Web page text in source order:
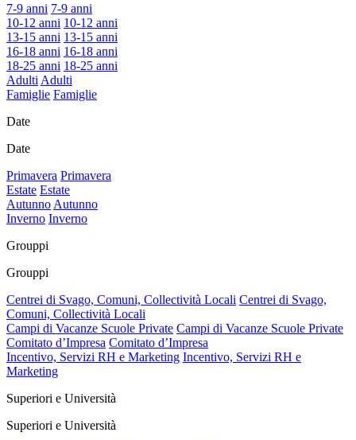
7-9 anni 7-9 anni
10-12 anni 10-12 anni
13-15 anni 13-15 anni
16-18 anni 16-18 anni
18-25 anni 18-25 anni
Adulti Adulti
Famiglie Famiglie
Date
Date
Primavera Primavera
Estate Estate
Autunno Autunno
Inverno Inverno
Grouppi
Grouppi
Centrei di Svago, Comuni, Collectività Locali Centrei di Svago,
Comuni, Collectività Locali
Campi di Vacanze Scuole Private Campi di Vacanze Scuole Private
Comitato d’Impresa Comitato d’Impresa
Incentivo, Servizi RH e Marketing Incentivo, Servizi RH e
Marketing
Superiori e Università
Superiori e Università